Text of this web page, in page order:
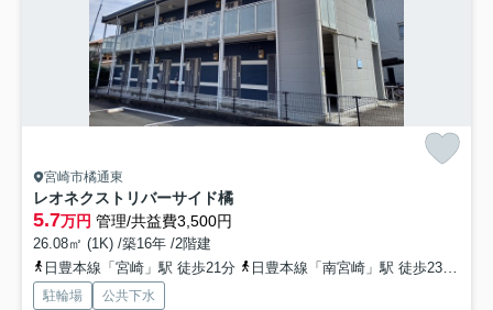
宮崎市橘通東
レオネクストリバーサイド橘
5.7万円 管理/共益費3,500円
26.08㎡ (1K) /築16年 /2階建
日豊本線「宮崎」駅 徒歩21分
日豊本線「南宮崎」駅 徒歩23分
駐輪場 公共下水